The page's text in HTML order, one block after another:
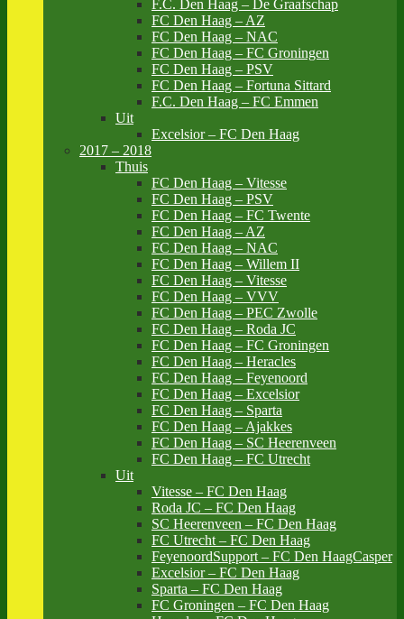
F.C. Den Haag – De Graafschap
FC Den Haag – AZ
FC Den Haag – NAC
FC Den Haag – FC Groningen
FC Den Haag – PSV
FC Den Haag – Fortuna Sittard
F.C. Den Haag – FC Emmen
Uit
Excelsior – FC Den Haag
2017 – 2018
Thuis
FC Den Haag – Vitesse
FC Den Haag – PSV
FC Den Haag – FC Twente
FC Den Haag – AZ
FC Den Haag – NAC
FC Den Haag – Willem II
FC Den Haag – Vitesse
FC Den Haag – VVV
FC Den Haag – PEC Zwolle
FC Den Haag – Roda JC
FC Den Haag – FC Groningen
FC Den Haag – Heracles
FC Den Haag – Feyenoord
FC Den Haag – Excelsior
FC Den Haag – Sparta
FC Den Haag – Ajakkes
FC Den Haag – SC Heerenveen
FC Den Haag – FC Utrecht
Uit
Vitesse – FC Den Haag
Roda JC – FC Den Haag
SC Heerenveen – FC Den Haag
FC Utrecht – FC Den Haag
FeyenoordSupport – FC Den HaagCasper
Excelsior – FC Den Haag
Sparta – FC Den Haag
FC Groningen – FC Den Haag